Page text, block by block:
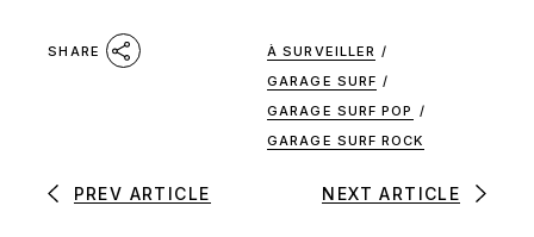
SHARE À SURVEILLER /
GARAGE SURF /
GARAGE SURF POP /
GARAGE SURF ROCK
PREV ARTICLE NEXT ARTICLE